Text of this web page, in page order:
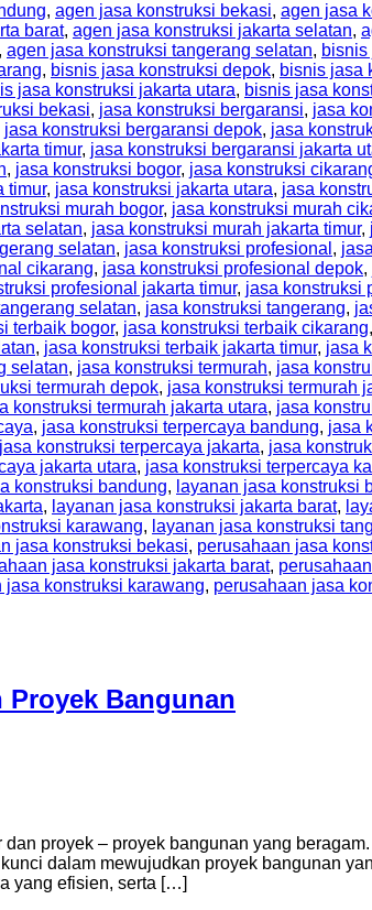
, agen jasa konstruksi bekasi, agen jasa
barat, agen jasa konstruksi jakarta selatan,
, agen jasa konstruksi tangerang selatan, bisnis
, bisnis jasa konstruksi depok, bisnis jasa
jasa konstruksi jakarta utara, bisnis jasa
bekasi, jasa konstruksi bergaransi, jasa
jasa konstruksi bergaransi depok, jasa
timur, jasa konstruksi bergaransi jakarta
, jasa konstruksi bogor, jasa konstruksi
timur, jasa konstruksi jakarta utara, jasa
murah bogor, jasa konstruksi murah
selatan, jasa konstruksi murah jakarta timur,
selatan, jasa konstruksi profesional ,
cikarang, jasa konstruksi profesional depok,
profesional jakarta timur, jasa konstruksi
selatan, jasa konstruksi tangerang,
terbaik bogor, jasa konstruksi terbaik cikarang,
, jasa konstruksi terbaik jakarta timur, jasa
selatan, jasa konstruksi termurah, jasa
termurah depok, jasa konstruksi termurah
konstruksi termurah jakarta utara, jasa
, jasa konstruksi terpercaya bandung, jasa
jasa konstruksi terpercaya jakarta, jasa
jakarta utara, jasa konstruksi terpercaya
konstruksi bandung, layanan jasa konstruksi
, layanan jasa konstruksi jakarta barat,
karawang, layanan jasa konstruksi
jasa konstruksi bekasi, perusahaan jasa
jasa konstruksi jakarta barat,
jasa konstruksi karawang, perusahaan jasa
Bangunan
proyek – proyek bangunan yang
dalam mewujudkan proyek bangunan
yang efisien, serta […]